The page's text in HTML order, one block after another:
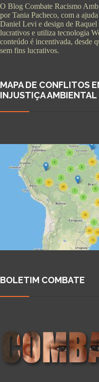
O Blog Combate Racismo
por Tania Pacheco, com a
Daniel Levi e design de
lucrativos e utiliza tecnologia
conteúdo é incentivada, desde
sem fins lucrativos.
MAPA DE CONFLITOS
INJUSTIÇA AMBIENTAL
BOLETIM COMBATE